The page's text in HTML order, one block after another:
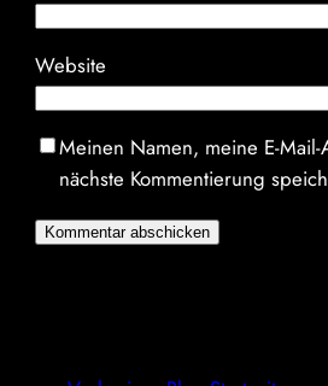
Website
Meinen Namen, meine E-
nächste Kommentierung